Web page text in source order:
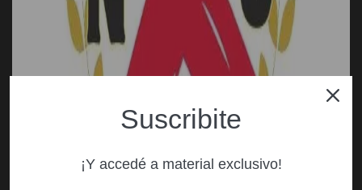
Suscribite
¡Y accedé a material exclusivo!